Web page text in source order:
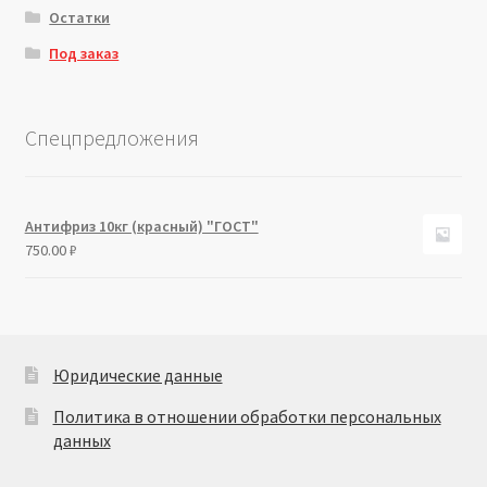
Остатки
Под заказ
Спецпредложения
Антифриз 10кг (красный) "ГОСТ"
750.00₽
Юридические данные
Политика в отношении обработки персональных
данных